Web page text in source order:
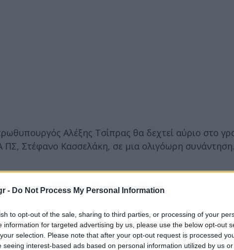
- Do Not Process My Personal Information
to opt-out of the sale, sharing to third parties, or processing of your
information for targeted advertising by us, please use the below opt-out
selection. Please note that after your opt-out request is processed
seeing interest-based ads based on personal information utilized by us
Αλέξης Τσίπρας θα δεχτεί αύριο στο
ΠΣ, Στέφανο Κασσελάκη, σε μια ολιγόωρη
Flash.grστην αναζήτηση τηςGoogle